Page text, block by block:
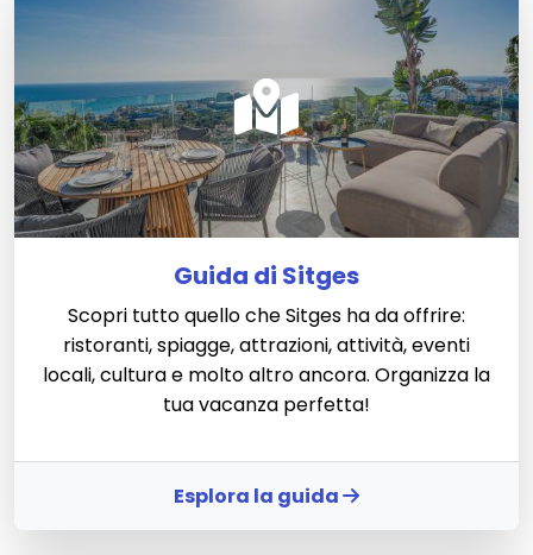
Guida di Sitges
Scopri tutto quello che Sitges ha da offrire:
ristoranti, spiagge, attrazioni, attività, eventi
locali, cultura e molto altro ancora. Organizza la
tua vacanza perfetta!
Esplora la guida